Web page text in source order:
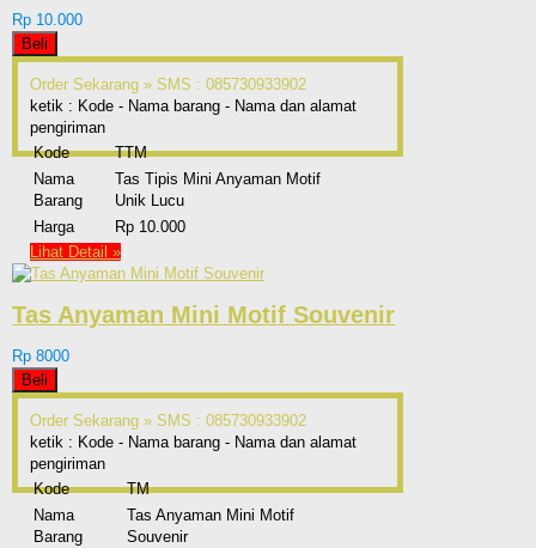
Rp 10.000
Beli
Order Sekarang » SMS : 085730933902
ketik : Kode - Nama barang - Nama dan alamat
pengiriman
Kode
TTM
Nama
Barang
Tas Tipis Mini Anyaman Motif
Unik Lucu
Harga
Rp 10.000
Lihat Detail »
Tas Anyaman Mini Motif Souvenir
Rp 8000
Beli
Order Sekarang » SMS : 085730933902
ketik : Kode - Nama barang - Nama dan alamat
pengiriman
Kode
TM
Nama
Barang
Tas Anyaman Mini Motif
Souvenir